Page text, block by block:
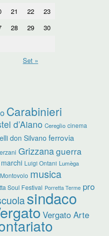
21 22
23
28 29
30
Set »
Carabinieri
d’Aiano Cereglio cinema
don Silvano ferrovia
Grizzanaguerra
Luigi Ontani Lumèga
Montovolo musica
Soul Festival Porretta Terme pro
sindaco
Vergato Arte